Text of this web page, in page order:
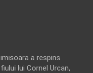
a respins
lui Cornel Urcan,